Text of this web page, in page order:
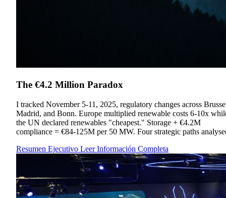
The €4.2 Million Paradox
I tracked November 5-11, 2025, regulatory changes across
Madrid, and Bonn. Europe multiplied renewable costs 6-10x
the UN declared renewables "cheapest." Storage + €4.2M
compliance = €84-125M per 50 MW. Four strategic paths
Resumen Ejecutivo Leer Información Completa